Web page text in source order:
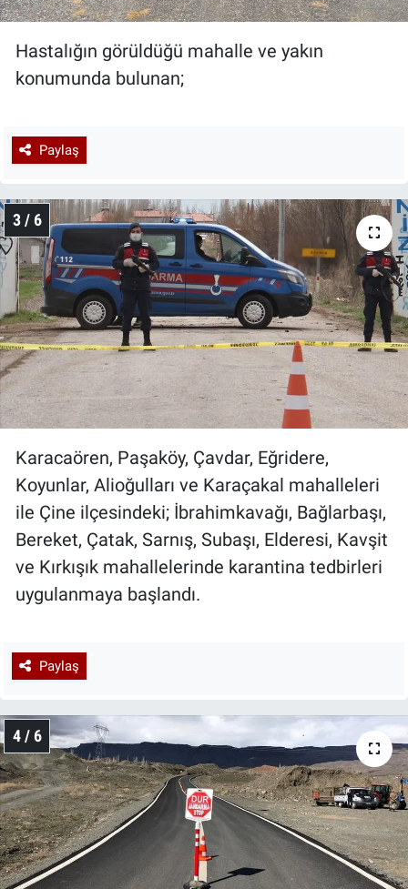
Hastalığın görüldüğü mahalle ve yakın
konumunda bulunan;
Paylaş
3 / 6
Karacaören, Paşaköy, Çavdar, Eğridere,
Koyunlar, Alioğulları ve Karaçakal mahalleleri
ile Çine ilçesindeki; İbrahimkavağı, Bağlarbaşı,
Bereket, Çatak, Sarnış, Subaşı, Elderesi, Kavşit
ve Kırkışık mahallelerinde karantina tedbirleri
uygulanmaya başlandı.
Paylaş
4 / 6